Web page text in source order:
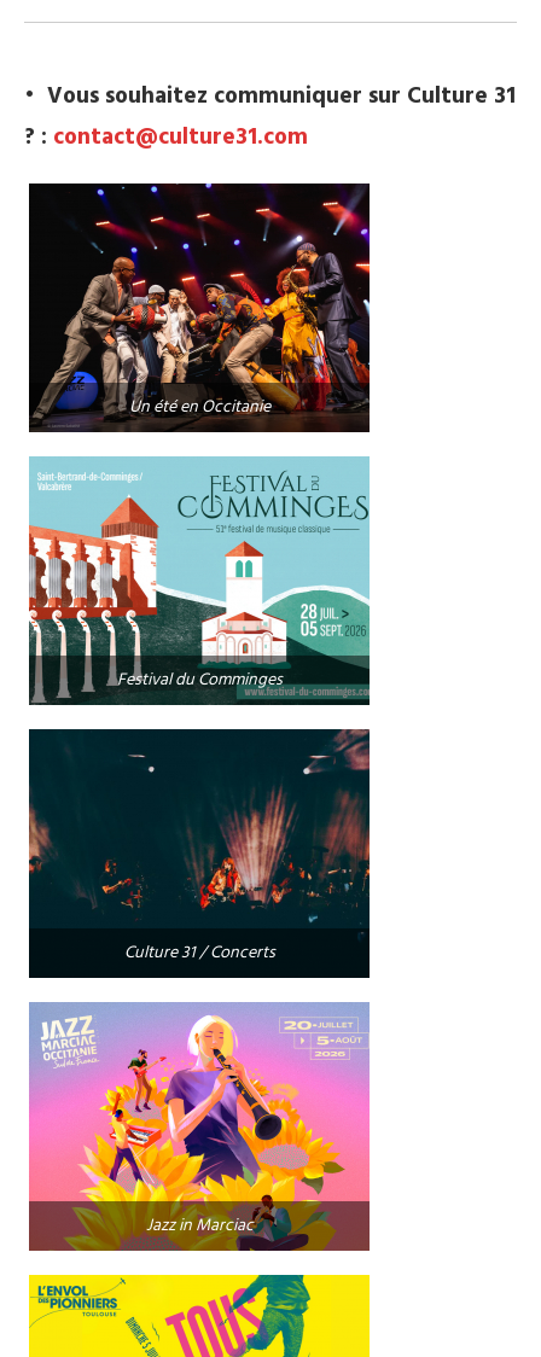
• Vous souhaitez communiquer sur Culture 31
? : contact@culture31.com
Un été en Occitanie
Festival du Comminges
Culture 31 / Concerts
Jazz in Marciac